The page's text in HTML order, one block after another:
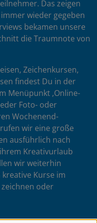
Das zeigen
wieder gegeben
bekamen unsere
die Traumnote von
Zeichenkursen,
findest Du in der
Menüpunkt ‚Online-
Foto- oder
Wochenend-
wir eine große
ausführlich nach
Kreativurlaub
wir weiterhin
kreative Kurse im
oder